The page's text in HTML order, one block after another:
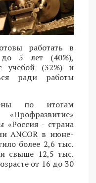
работать в
5 лет (40%),
учебой (32%) и
ради работы
по итогам
«Россия - страна
ANCOR в июне-
более 2,6 тыс.
и свыше 12,5 тыс.
от 16 до 30